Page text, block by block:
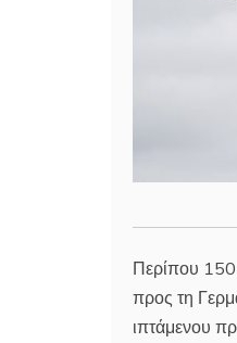
Περίπου 150
προς τη
ιπτάμενου